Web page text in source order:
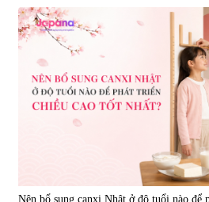
Nên bổ sung canxi Nhật ở độ tuổi nào để